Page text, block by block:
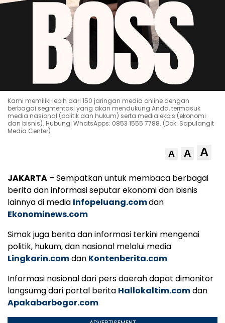
Kami memiliki lebih dari 150 jaringan media online dengan
berbagai segmentasi yang akan mendukung Anda, termasuk
media nasional (politik dan hukum) serta media ekbis (ekonomi
dan bisnis). Hubungi WhatsApps: 0853 1555 7788. (Dok. Sapulangit
Media Center)
A A A
JAKARTA – Sempatkan untuk membaca berbagai
berita dan informasi seputar ekonomi dan bisnis
lainnya di media Infopeluang.comdan
Ekonominews.com
Simak juga berita dan informasi terkini mengenai
politik, hukum, dan nasional melalui media
Lingkarin.comdan Kontenberita.com
Informasi nasional dari pers daerah dapat dimonitor
langsumg dari portal berita Hallokaltim.comdan
Apakabarbogor.com